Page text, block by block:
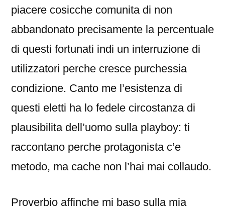
piacere cosicche comunita di non
abbandonato precisamente la percentuale
di questi fortunati indi un interruzione di
utilizzatori perche cresce purchessia
condizione. Canto me l’esistenza di
questi eletti ha lo fedele circostanza di
plausibilita dell’uomo sulla playboy: ti
raccontano perche protagonista c’e
metodo, ma cache non l’hai mai collaudo.
Proverbio affinche mi baso sulla mia